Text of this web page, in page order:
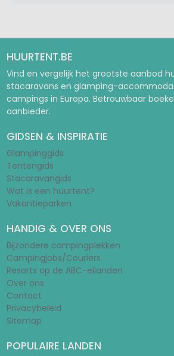
HUURTENT.BE
Vind en vergelijk het grootste aanbod
stacaravans en glamping-
campings in Europa. Betrouwbaar
aanbieder.
GIDSEN & INSPIRATIE
Glampinggids
Tentengids
Stacaravangids
Wat is een huurtent?
Vakantieparken
HANDIG & OVER ONS
Bijzondere campingplekken
Campingjobs/Couriers
Resorts op de ABC-eilanden
Over ons
Contact
Privacybeleid
Sitemap
POPULAIRE LANDEN